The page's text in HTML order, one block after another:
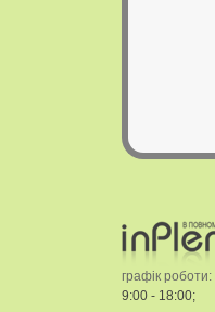
графік роботи:
9:00 - 18:00;